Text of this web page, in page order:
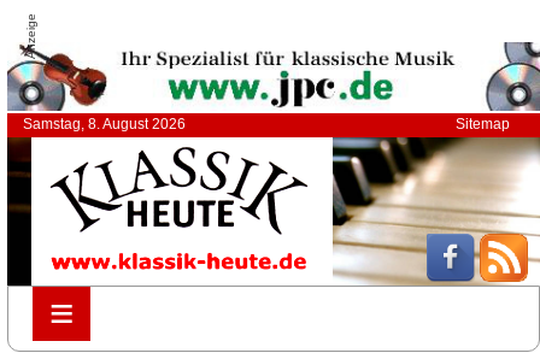
Anzeige
Samstag, 8. August 2026 Sitemap
≡
≡